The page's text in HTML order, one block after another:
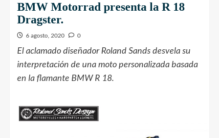
BMW Motorrad presenta la R 18
Dragster.
6 agosto, 2020 0
El aclamado diseñador Roland Sands desvela su
interpretación de una moto personalizada basada
en la flamante BMW R 18.